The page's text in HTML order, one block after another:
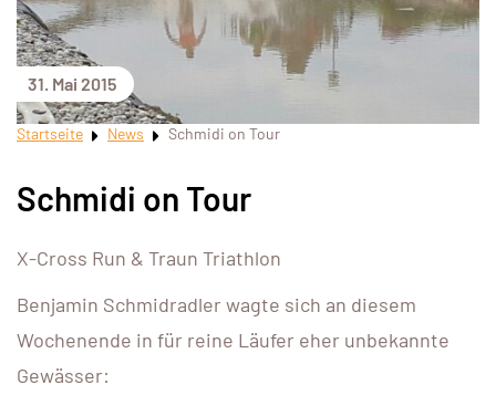
31. Mai 2015
Startseite News Schmidi on Tour
Schmidi on Tour
X-Cross Run & Traun Triathlon
Benjamin Schmidradler wagte sich an diesem
Wochenende in für reine Läufer eher unbekannte
Gewässer: